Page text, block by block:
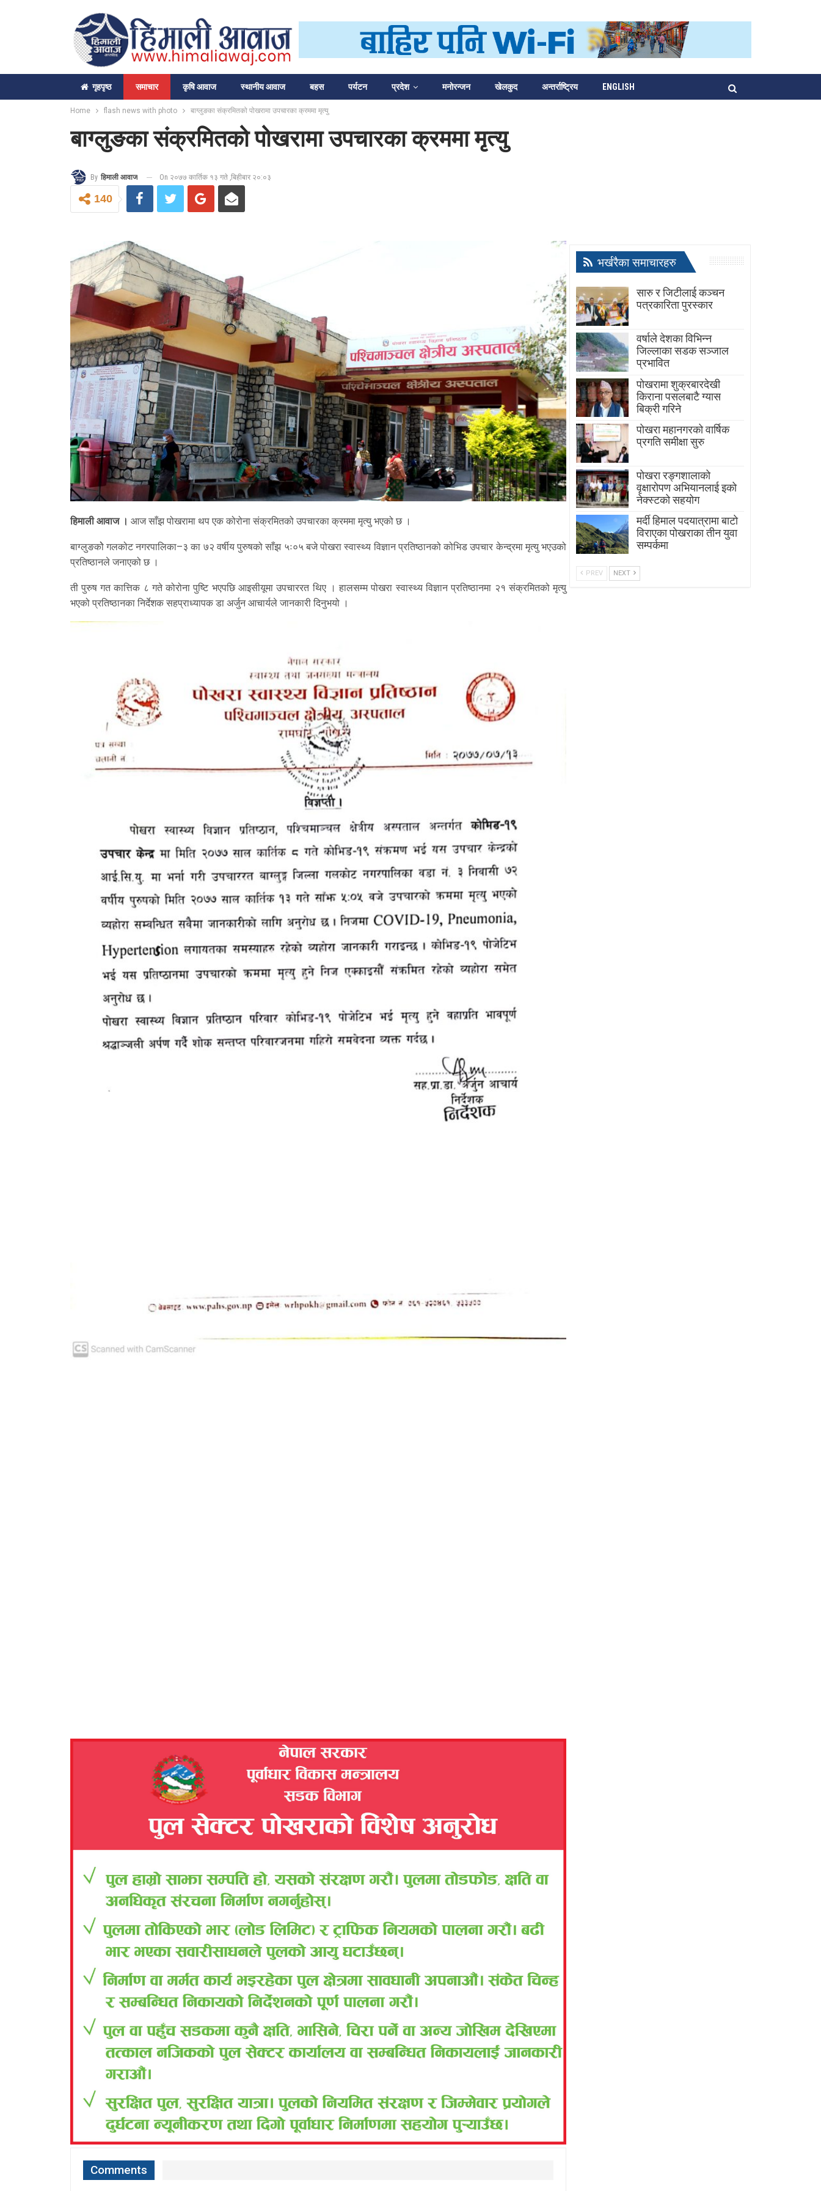
गृहपृष्‍ठ समाचार कृषि आवाज स्थानीय आवाज बहस पर्यटन प्रदेश मनोरन्जन खेलकुद अन्तर्राष्ट्रिय ENGLISH
Home flash news with photo बाग्लुङका संक्रमितको पोखरामा उपचारका क्रममा मृत्यु
बाग्लुङका संक्रमितको पोखरामा उपचारका क्रममा मृत्यु
By हिमाली आवाज On २०७७ कार्तिक १३ गते ,बिहीबार २०:०३
140
हिमाली आवाज । आज साँझ पोखरामा थप एक कोरोना संक्रमितको उपचारका क्रममा मृत्यु भएको छ ।
बाग्लुङकोे गलकोट नगरपालिका–३ का ७२ वर्षीय पुरुषको साँझ ५ः०५ बजे पोखरा स्वास्थ्य विज्ञान प्रतिष्ठानको कोभिड उपचार केन्द्रमा मृत्यु भएउको
प्रतिष्ठानले जनाएको छ ।
ती पुरुष गत कात्तिक ८ गते कोरोना पुष्टि भएपछि आइसीयूमा उपचाररत थिए । हालसम्म पोखरा स्वास्थ्य विज्ञान प्रतिष्ठानमा २१ संक्रमितको मृत्यु
भएको प्रतिष्ठानका निर्देशक सहप्राध्यापक डा अर्जुन आचार्यले जानकारी दिनुभयो ।
Comments
भर्खरैका समाचारहरु
सारु र जिटीलाई कञ्चन
पत्रकारिता पुरस्कार
वर्षाले देशका विभिन्न
जिल्लाका सडक सञ्जाल
प्रभावित
पोखरामा शुक्रबारदेखी
किराना पसलबाटै ग्यास
बिक्री गरिने
पोखरा महानगरको वार्षिक
प्रगति समीक्षा सुरु
पोखरा रङ्गशालाको
वृक्षारोपण अभियानलाई इको
नेक्स्टको सहयोग
मर्दी हिमाल पदयात्रामा बाटाे
विराएका पाेखराका तीन युवा
सम्पर्कमा
PREV NEXT